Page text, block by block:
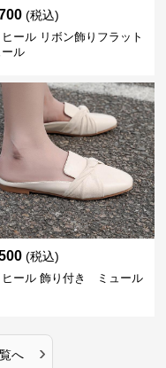
(税込)
ール リボン飾りフラット
ール
(税込)
ヒール 飾り付き ミュール
へ ›